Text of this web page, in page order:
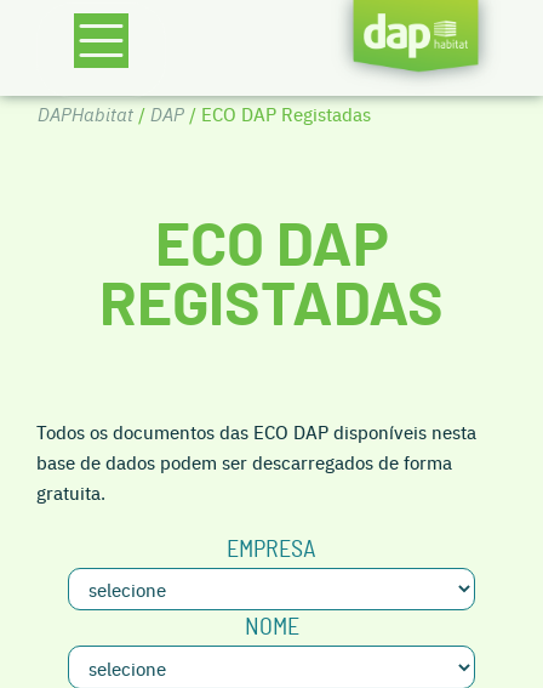
DAPHabitat/ DAP/ ECO DAP Registadas
ECO DAP
REGISTADAS
Todos os documentos das ECO DAP disponíveis nesta
base de dados podem ser descarregados de forma
gratuita.
EMPRESA
NOME